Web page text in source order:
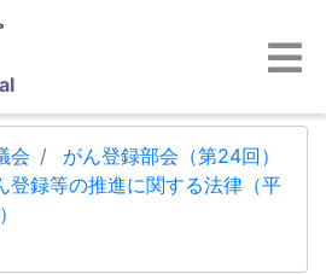
会
がん登録部会（第24回）
録等の推進に関する法律（平